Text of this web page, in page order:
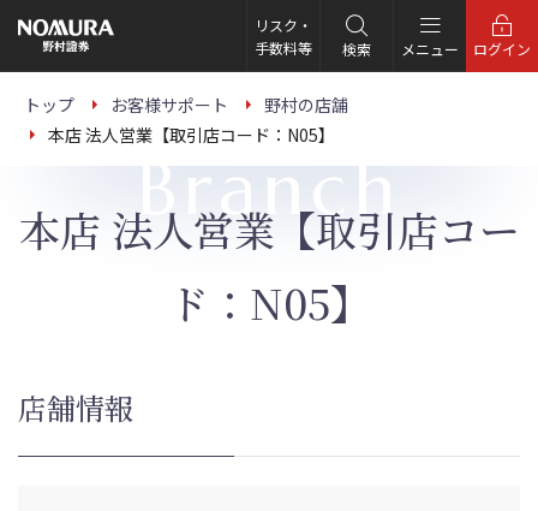
の
ー
リスク・
手数料等
検索 メニュー ログイン
トップ お客様サポート
野村の店舗
本店 法人営業【取引店コード：N05】
Branch
本店 法人営業【取引店コー
ド：N05】
店舗情報